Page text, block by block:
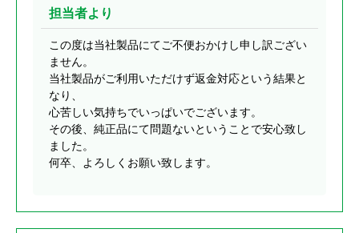
担当者より
この度は当社製品にてご不便おかけし申し訳ござい
ません。
当社製品がご利用いただけず返金対応という結果と
なり、
心苦しい気持ちでいっぱいでございます。
その後、純正品にて問題ないということで安心致し
ました。
何卒、よろしくお願い致します。